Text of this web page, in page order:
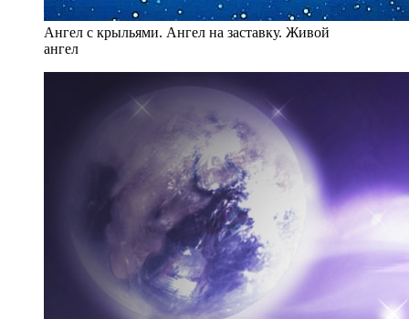
Ангел с крыльями. Ангел на заставку. Живой
ангел